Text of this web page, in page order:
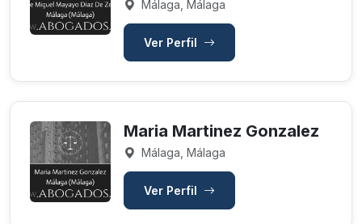
Málaga, Málaga
Ver Perfil
Maria Martinez Gonzalez
Málaga, Málaga
Ver Perfil